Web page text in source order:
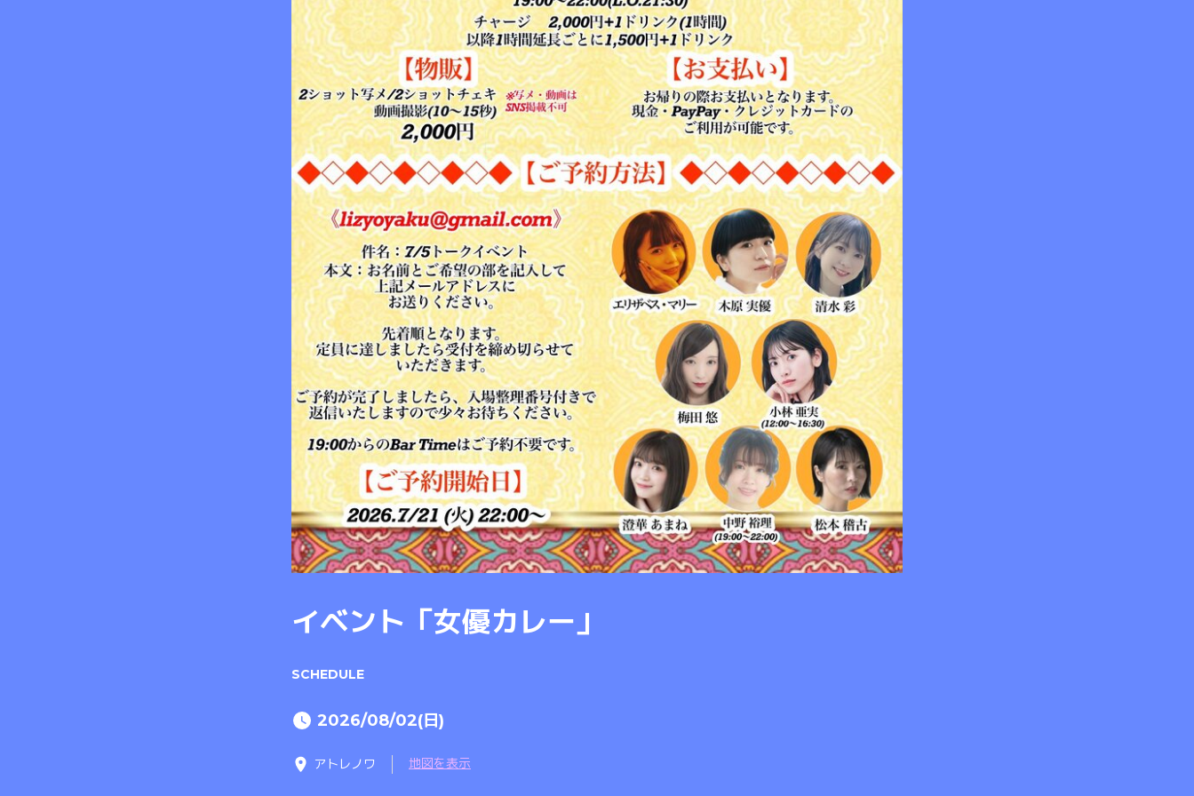
イベント「女優カレー」
SCHEDULE
2026/08/02(日)
アトレノワ 地図を表示